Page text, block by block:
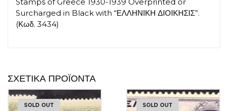
Surcharged in Black with “ΕΛΛΗΝΙΚΗ ΔΙΟΙΚΗΣΙΣ”.
(Κωδ. 3434)
ΣΧΕΤΙΚΆ ΠΡΟΪΌΝΤΑ
SOLD OUT SOLD OUT